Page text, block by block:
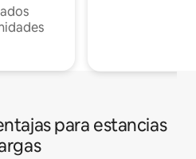
para estancias